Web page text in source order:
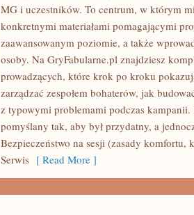
MG i uczestników. To centrum, w którym
konkretnymi materiałami pomagającymi
zaawansowanym poziomie, a także
osoby. Na GryFabularne.pl znajdziesz
prowadzących, które krok po kroku
zarządzać zespołem bohaterów, jak
z typowymi problemami podczas kampanii.
pomyślany tak, aby był przydatny, a
Bezpieczeństwo na sesji (zasady
Serwis [ Read More ]